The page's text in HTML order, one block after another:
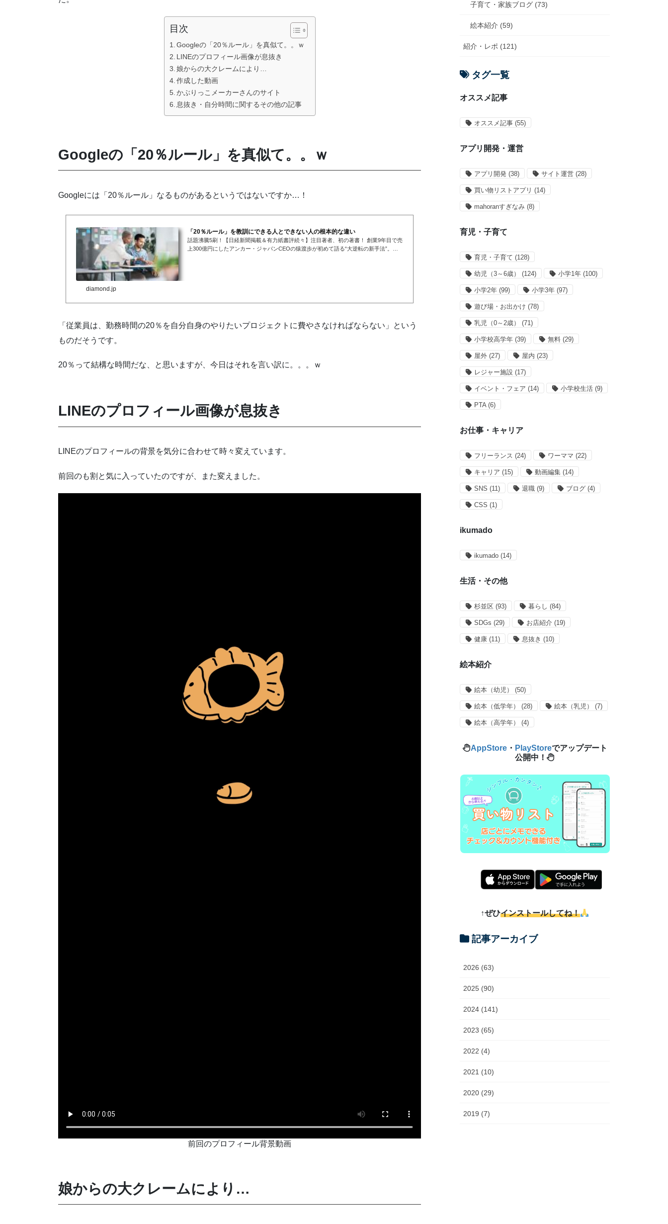
目次
Googleの「20％ルール」を真似て。。ｗ
LINEのプロフィール画像が息抜き
娘からの大クレームにより…
作成した動画
かぶりっこメーカーさんのサイト
息抜き・自分時間に関するその他の記事
Googleの「20％ルール」を真似て。。ｗ
Googleには「20％ルール」なるものがあるというではないですか…！
「20％ルール」を教訓にできる人とできない人の根本的な違い
話題沸騰5刷！【日経新聞掲載＆有力紙書評続々】注目著者、初の著書！ 創業9年目で売
上300億円にしたアンカー・ジャパンCEOの猿渡歩が初めて語る“大逆転の新手法”。誰
diamond.jp
「従業員は、勤務時間の20％を自分自身のやりたいプロジェクトに費やさなければならない」という
ものだそうです。
20％って結構な時間だな、と思いますが、今日はそれを言い訳に。。。ｗ
LINEのプロフィール画像が息抜き
LINEのプロフィールの背景を気分に合わせて時々変えています。
前回のも割と気に入っていたのですが、また変えました。
前回のプロフィール背景動画
娘からの大クレームにより…
子育て・家族ブログ (73)
絵本紹介 (59)
紹介・レポ (121)
タグ一覧
オススメ記事
オススメ記事 (55)
アプリ開発・運営
アプリ開発 (38) サイト運営 (28)
買い物リストアプリ (14)
mahoranすぎなみ (8)
育児・子育て
育児・子育て (128)
幼児（3～6歳） (124) 小学1年 (100)
小学2年 (99) 小学3年 (97)
遊び場・お出かけ (78)
乳児（0～2歳） (71)
小学校高学年 (39) 無料 (29)
屋外 (27) 屋内 (23)
レジャー施設 (17)
イベント・フェア (14) 小学校生活 (9)
PTA(6)
お仕事・キャリア
フリーランス (24) ワーママ (22)
キャリア (15) 動画編集 (14)
SNS (11) 退職 (9) ブログ (4)
CSS (1)
ikumado
ikumado (14)
生活・その他
杉並区 (93) 暮らし (84)
SDGs (29) お店紹介 (19)
健康 (11) 息抜き (10)
絵本紹介
絵本（幼児） (50)
絵本（低学年） (28) 絵本（乳児） (7)
絵本（高学年） (4)
AppStore・ PlayStoreでアップデート
公開中！
↑ぜひインストールしてね！
記事アーカイブ
2026 (63)
2025 (90)
2024 (141)
2023 (65)
2022 (4)
2021 (10)
2020 (29)
2019 (7)